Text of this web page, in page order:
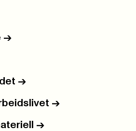
->
->
->
->